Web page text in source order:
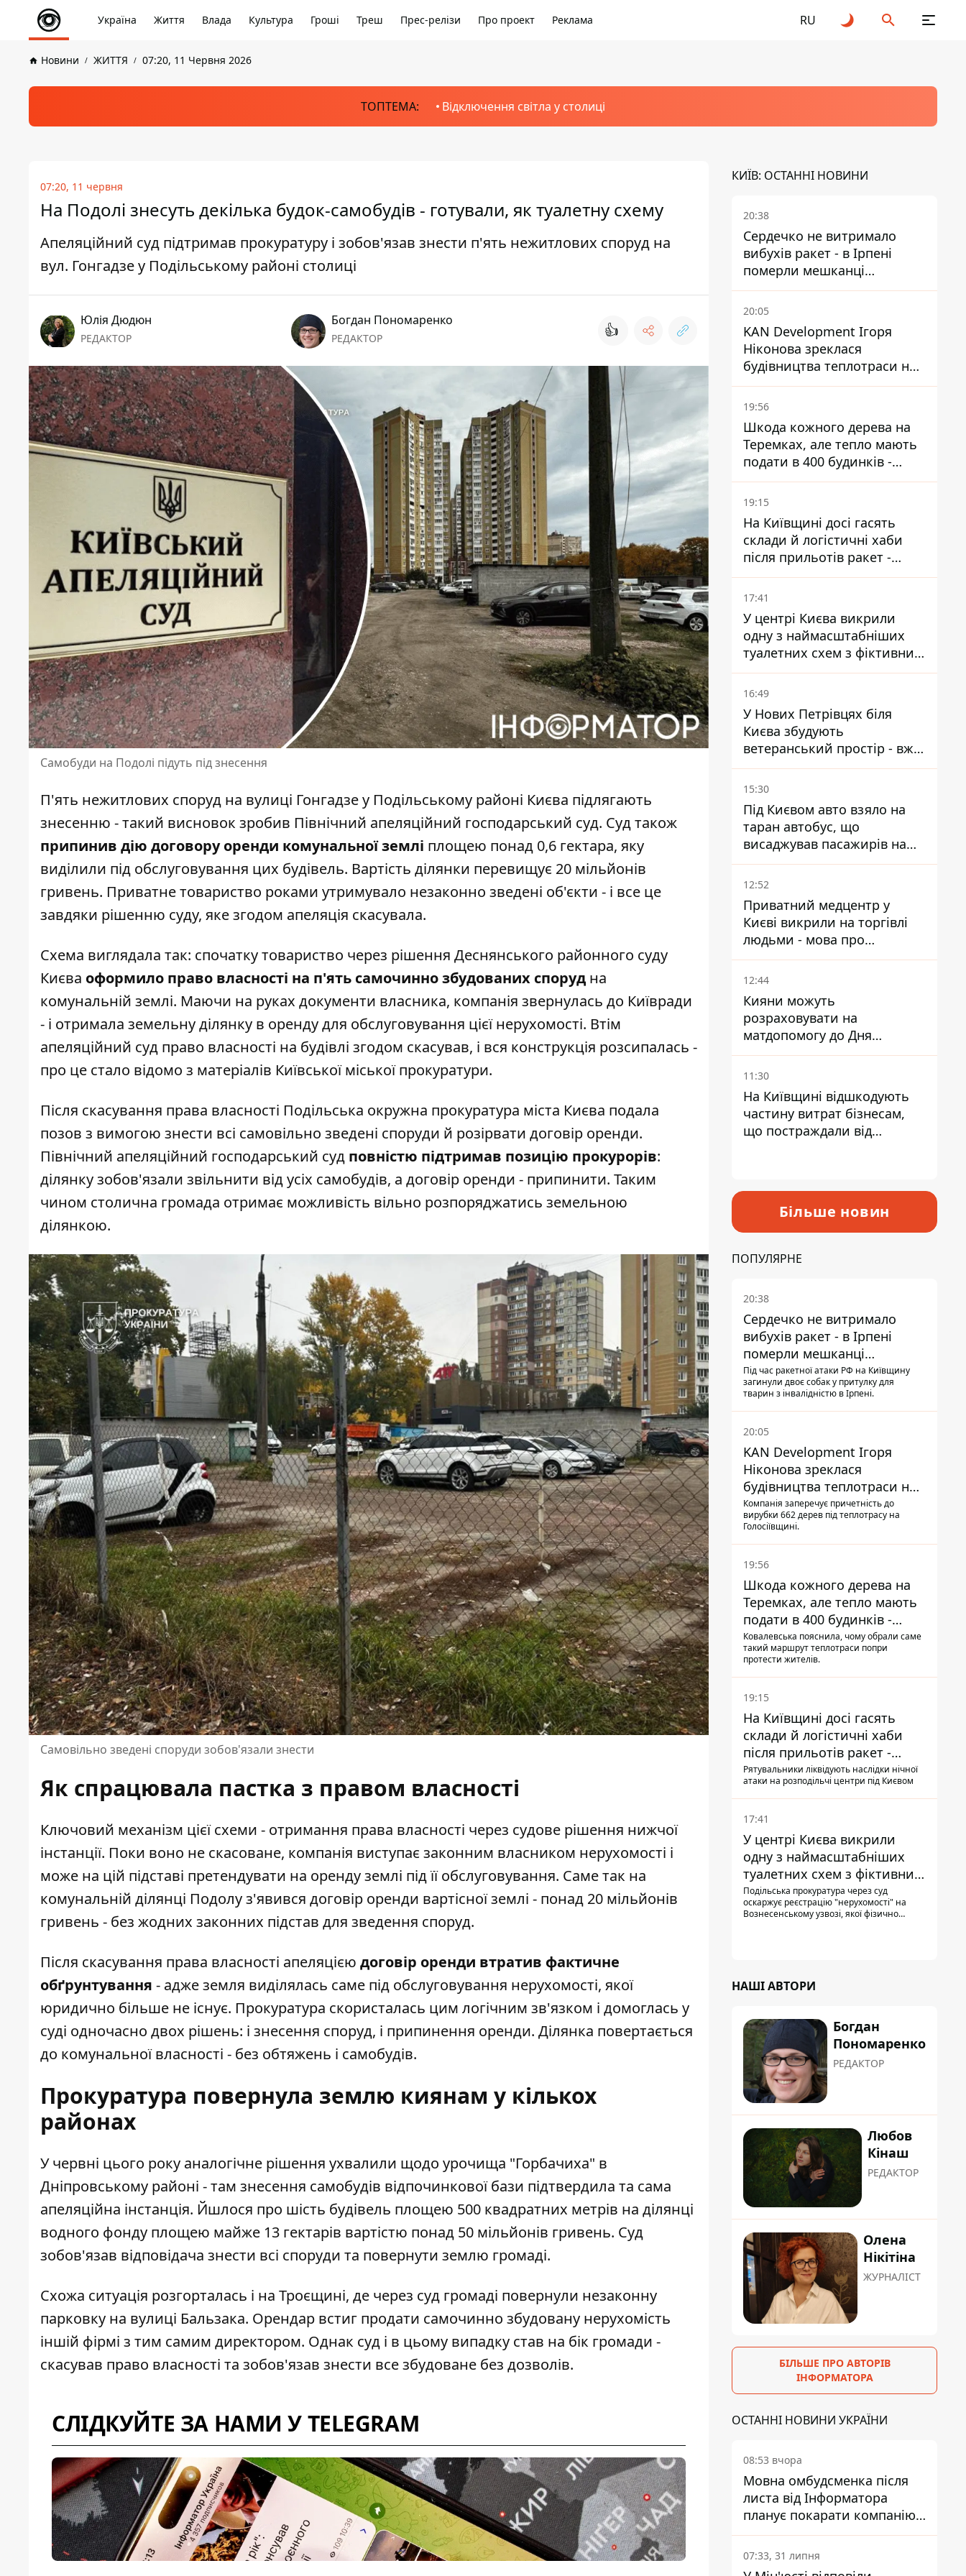
Україна Життя Влада Культура Гроші Треш Прес-релізи Про проект Реклама RU
Новини ЖИТТЯ 07:20, 11 Червня 2026
ТОПТЕМА: Відключення світла у столиці
07:20, 11 червня
На Подолі знесуть декілька будок-самобудів - готували, як туалетну схему
Апеляційний суд підтримав прокуратуру і зобов'язав знести п'ять нежитлових споруд на
вул. Гонгадзе у Подільському районі столиці
Юлія Дюдюн
РЕДАКТОР
Богдан Пономаренко
РЕДАКТОР 👍
Самобуди на Подолі підуть під знесення
П'ять нежитлових споруд на вулиці Гонгадзе у Подільському районі Києва підлягають
знесенню - такий висновок зробив Північний апеляційний господарський суд. Суд також
припинив дію договору оренди комунальної землі площею понад 0,6 гектара, яку
виділили під обслуговування цих будівель. Вартість ділянки перевищує 20 мільйонів
гривень. Приватне товариство роками утримувало незаконно зведені об'єкти - і все це
завдяки рішенню суду, яке згодом апеляція скасувала.
Схема виглядала так: спочатку товариство через рішення Деснянського районного суду
Києва оформило право власності на п'ять самочинно збудованих споруд на
комунальній землі. Маючи на руках документи власника, компанія звернулась до Київради
- і отримала земельну ділянку в оренду для обслуговування цієї нерухомості. Втім
апеляційний суд право власності на будівлі згодом скасував, і вся конструкція розсипалась -
про це стало відомо з матеріалів Київської міської прокуратури.
Після скасування права власності Подільська окружна прокуратура міста Києва подала
позов з вимогою знести всі самовільно зведені споруди й розірвати договір оренди.
Північний апеляційний господарський суд повністю підтримав позицію прокурорів:
ділянку зобов'язали звільнити від усіх самобудів, а договір оренди - припинити. Таким
чином столична громада отримає можливість вільно розпоряджатись земельною
ділянкою.
Самовільно зведені споруди зобов'язали знести
Як спрацювала пастка з правом власності
Ключовий механізм цієї схеми - отримання права власності через судове рішення нижчої
інстанції. Поки воно не скасоване, компанія виступає законним власником нерухомості і
може на цій підставі претендувати на оренду землі під її обслуговування. Саме так на
комунальній ділянці Подолу з'явився договір оренди вартісної землі - понад 20 мільйонів
гривень - без жодних законних підстав для зведення споруд.
Після скасування права власності апеляцією договір оренди втратив фактичне
обґрунтування - адже земля виділялась саме під обслуговування нерухомості, якої
юридично більше не існує. Прокуратура скористалась цим логічним зв'язком і домоглась у
суді одночасно двох рішень: і знесення споруд, і припинення оренди. Ділянка повертається
до комунальної власності - без обтяжень і самобудів.
Прокуратура повернула землю киянам у кількох
районах
У червні цього року аналогічне рішення ухвалили щодо урочища "Горбачиха" в
Дніпровському районі - там знесення самобудів відпочинкової бази підтвердила та сама
апеляційна інстанція. Йшлося про шість будівель площею 500 квадратних метрів на ділянці
водного фонду площею майже 13 гектарів вартістю понад 50 мільйонів гривень. Суд
зобов'язав відповідача знести всі споруди та повернути землю громаді.
Схожа ситуація розгорталась і на Троєщині, де через суд громаді повернули незаконну
парковку на вулиці Бальзака. Орендар встиг продати самочинно збудовану нерухомість
іншій фірмі з тим самим директором. Однак суд і в цьому випадку став на бік громади -
скасував право власності та зобов'язав знести все збудоване без дозволів.
СЛІДКУЙТЕ ЗА НАМИ У TELEGRAM
КИЇВ: ОСТАННІ НОВИНИ
20:38
Сердечко не витримало
вибухів ракет - в Ірпені
померли мешканці
притулку для собак з
інвалідністю
20:05
KAN Development Ігоря
Ніконова зреклася
будівництва теплотраси на
Теремках
19:56
Шкода кожного дерева на
Теремках, але тепло мають
подати в 400 будинків -
депутатка Київради
19:15
На Київщині досі гасять
склади й логістичні хаби
після прильотів ракет -
ДСНС
17:41
У центрі Києва викрили
одну з наймасштабніших
туалетних схем з фіктивним
будинком
16:49
У Нових Петрівцях біля
Києва збудують
ветеранський простір - вже
знайшли проєктанта
15:30
Під Києвом авто взяло на
таран автобус, що
висаджував пасажирів на
зупинці - пасажирка в
лікарні
12:52
Приватний медцентр у
Києві викрили на торгівлі
людьми - мова про
сурогатне материнство
12:44
Кияни можуть
розраховувати на
матдопомогу до Дня
незалежності - кому її
дадуть
11:30
На Київщині відшкодують
частину витрат бізнесам,
що постраждали від
Більше новин
ПОПУЛЯРНЕ
20:38
Сердечко не витримало
вибухів ракет - в Ірпені
померли мешканці
притулку для собак з
інвалідністю
Під час ракетної атаки РФ на Київщину
загинули двоє собак у притулку для
тварин з інвалідністю в Ірпені.
20:05
KAN Development Ігоря
Ніконова зреклася
будівництва теплотраси на
Теремках
Компанія заперечує причетність до
вирубки 662 дерев під теплотрасу на
Голосіївщині.
19:56
Шкода кожного дерева на
Теремках, але тепло мають
подати в 400 будинків -
депутатка Київради
Ковалевська пояснила, чому обрали саме
такий маршрут теплотраси попри
протести жителів.
19:15
На Київщині досі гасять
склади й логістичні хаби
після прильотів ракет -
ДСНС
Рятувальники ліквідують наслідки нічної
атаки на розподільчі центри під Києвом
17:41
У центрі Києва викрили
одну з наймасштабніших
туалетних схем з фіктивним
будинком
Подільська прокуратура через суд
оскаржує реєстрацію "нерухомості" на
Вознесенському узвозі, якої фізично
НАШІ АВТОРИ
Богдан
Пономаренко
РЕДАКТОР
Любов
Кінаш
РЕДАКТОР
Олена
Нікітіна
ЖУРНАЛІСТ
БІЛЬШЕ ПРО АВТОРІВ
ІНФОРМАТОРА
ОСТАННІ НОВИНИ УКРАЇНИ
08:53 вчора
Мовна омбудсменка після
листа від Інформатора
планує покарати компанію-
підрядника ПриватБанку
07:33, 31 липня